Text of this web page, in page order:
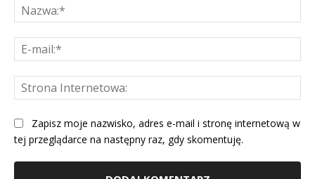
Zapisz moje nazwisko, adres e-mail i stronę internetową w
tej przeglądarce na następny raz, gdy skomentuję.